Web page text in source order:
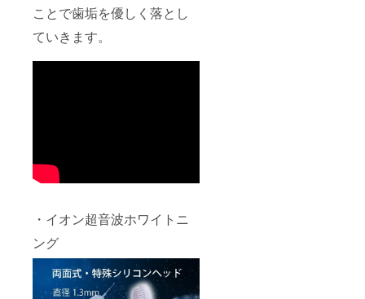
ことで歯垢を優しく落とし
ていきます。
・イオン超音波ホワイトニ
ング